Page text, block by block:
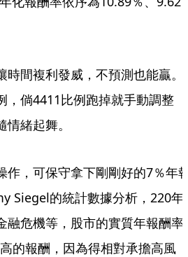
時間複利發威，不預測也能贏。
，倘4411比例跑掉就手動調整
情緒起舞。
作，可保守拿下剛剛好的7％年
Siegel的統計數據分析，220年
融危機等，股市的實質年報酬率
的報酬，因為得相對承擔高風